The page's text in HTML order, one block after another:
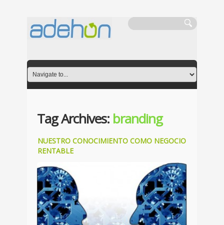
Tag Archives: branding
NUESTRO CONOCIMIENTO COMO NEGOCIO
RENTABLE